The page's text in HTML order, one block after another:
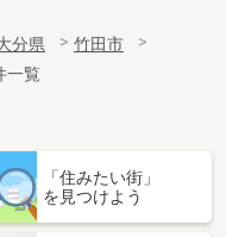
分県
竹田市
一覧
「住みたい街」
を見つけよう